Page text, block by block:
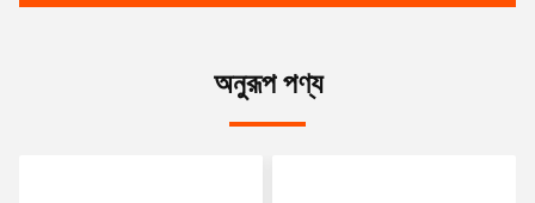
অনুরূপ পণ্য